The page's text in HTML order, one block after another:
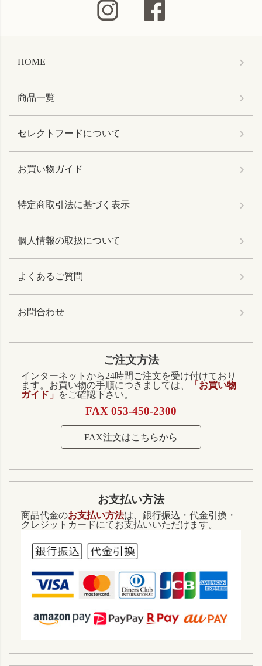
HOME
商品一覧
セレクトフードについて
お買い物ガイド
特定商取引法に基づく表示
個人情報の取扱について
よくあるご質問
お問合わせ
ご注文方法
インターネットから24時間ご注文を受け付けており
ます。お買い物の手順につきましては、
「お買い物
ガイド」 をご確認下さい。
FAX 053-450-2300
FAX注文はこちらから
お支払い方法
商品代金のお支払い方法は、銀行振込・代金引換・
クレジットカードにてお支払いいただけます。